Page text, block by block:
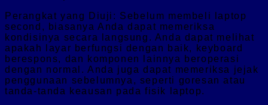
Perangkat yang Diuji: Sebelum membeli laptop
second, biasanya Anda dapat memeriksa
kondisinya secara langsung. Anda dapat melihat
apakah layar berfungsi dengan baik, keyboard
berespons, dan komponen lainnya beroperasi
dengan normal. Anda juga dapat memeriksa jejak
penggunaan sebelumnya, seperti goresan atau
tanda-tanda keausan pada fisik laptop.